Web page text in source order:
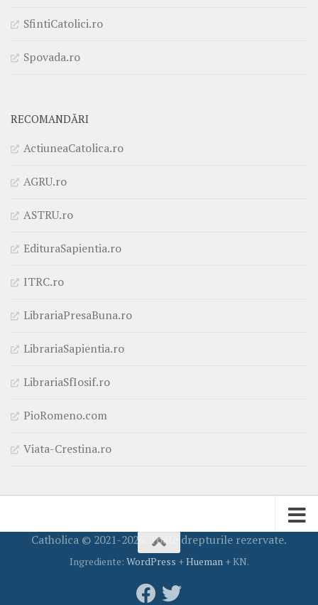
SfintiCatolici.ro
Spovada.ro
RECOMANDĂRI
ActiuneaCatolica.ro
AGRU.ro
ASTRU.ro
EdituraSapientia.ro
ITRC.ro
LibrariaPresaBuna.ro
LibrariaSapientia.ro
LibrariaSfIosif.ro
PioRomeno.com
Viata-Crestina.ro
Catholica © 2021-2026. Toate drepturile rezervate.
Ingrediente: WordPress +Hueman+ KN.